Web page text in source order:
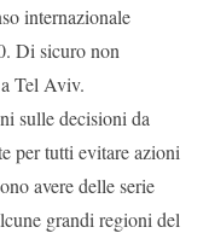
internazionale
Di sicuro non
Tel Aviv.
sulle decisioni da
per tutti evitare azioni
avere delle serie
grandi regioni del